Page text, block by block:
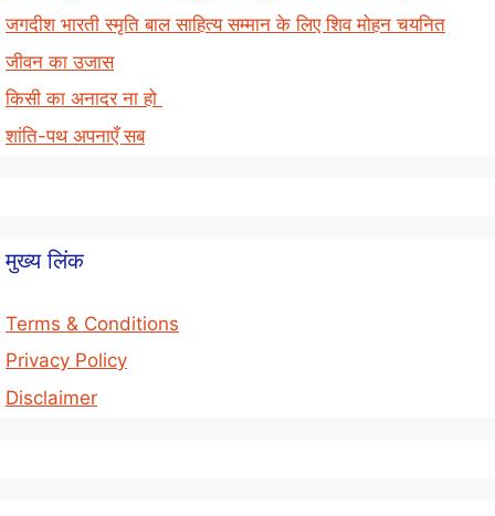
जगदीश भारती स्मृति बाल साहित्य सम्मान के लिए शिव मोहन चयनित
जीवन का उजास
किसी का अनादर ना हो
शांति-पथ अपनाएँ सब
मुख्य लिंक
Terms & Conditions
Privacy Policy
Disclaimer